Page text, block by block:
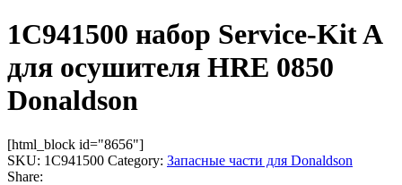
1C941500 набор Service-Kit A
для осушителя HRE 0850
Donaldson
[html_block id="8656"]
SKU: 1C941500 Category: Запасные части для Donaldson
Share: